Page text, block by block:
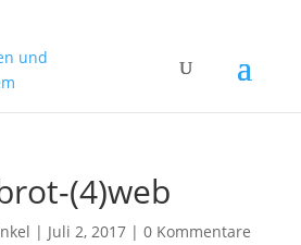
(4)web
| Juli 2, 2017| 0 Kommentare